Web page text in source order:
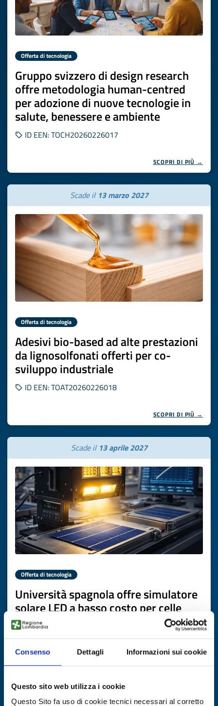
Consenso Dettagli Informazioni sui cookie
Questo sito web utilizza i cookie
Questo Sito fa uso di cookie tecnici necessari al corretto
Offerta di tecnologia
Gruppo svizzero di design research
offre metodologia human-centred
per adozione di nuove tecnologie in
salute, benessere e ambiente
ID EEN: TOCH20260226017
SCOPRI DI PIÙ →
Scade il 13 marzo 2027
Offerta di tecnologia
Adesivi bio-based ad alte prestazioni
da lignosolfonati offerti per co-
sviluppo industriale
ID EEN: TOAT20260226018
SCOPRI DI PIÙ →
Scade il 13 aprile 2027
Offerta di tecnologia
Università spagnola offre simulatore
solare LED a basso costo per celle
fotovoltaiche
ID EEN: TOES20260326005
SCOPRI DI PIÙ →
Scade il13 marzo 2027